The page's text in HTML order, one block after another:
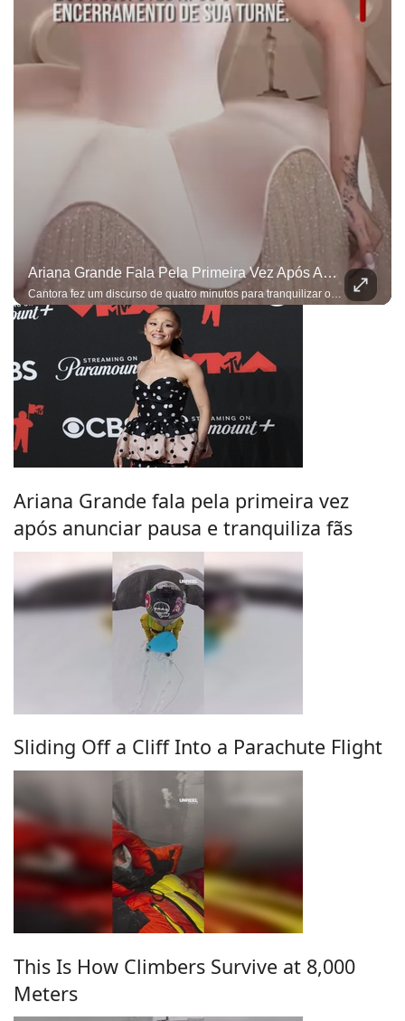
Ariana Grande Fala Pela Primeira Vez Após Anunciar Pausa E Tranquiliza Fãs
Cantora fez um discurso de quatro minutos para tranquilizar os fãs e afirmou que a decisão de fazer uma pausa não foi tomada por impulso
Ariana Grande fala pela primeira vez
após anunciar pausa e tranquiliza fãs
Sliding Off a Cliff Into a Parachute Flight
This Is How Climbers Survive at 8,000
Meters